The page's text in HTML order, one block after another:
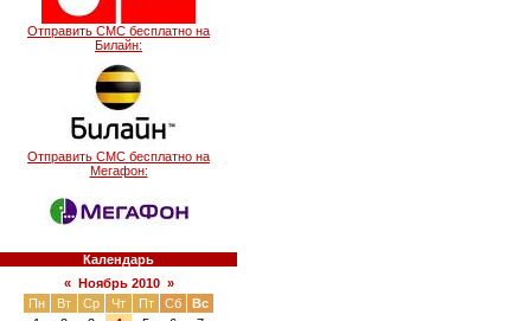
Отправить СМС бесплатно на
Билайн:
Отправить СМС бесплатно на
Мегафон:
Календарь
« Ноябрь 2010 »
Пн
Вт Ср Чт Пт Сб
Вс